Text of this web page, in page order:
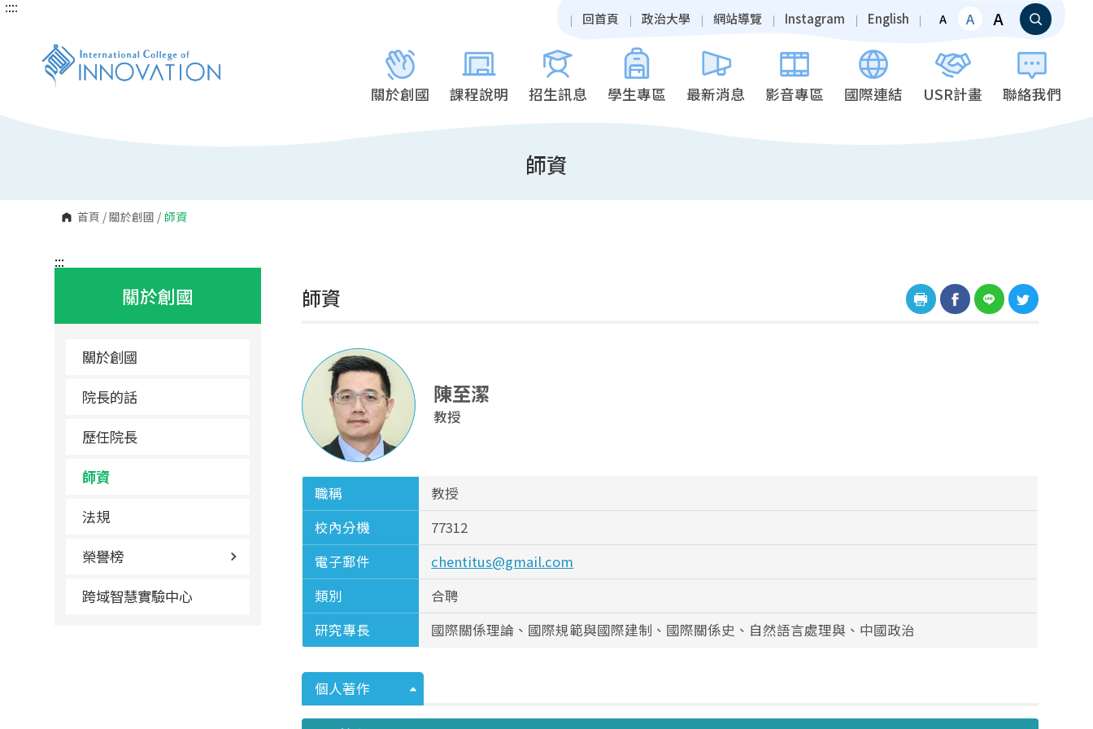
跳
:::
回首頁 政治大學 網站導覽 Instagram English A A A
關於創國 課程說明 招生訊息 學生專區 最新消息 影音專區 國際連結 USR計畫 聯絡我們
師資
首頁 /關於創國 / 師資
:::
關於創國
關於創國
院長的話
歷任院長
師資
法規
榮譽榜
跨域智慧實驗中心
:::
師資
陳至潔
教授
職稱
教授
校內分機
77312
電子郵件
chentitus@gmail.com
類別
合聘
研究專長
國際關係理論、國際規範與國際建制、國際關係史、自然語言處理與、中國政治
個人著作